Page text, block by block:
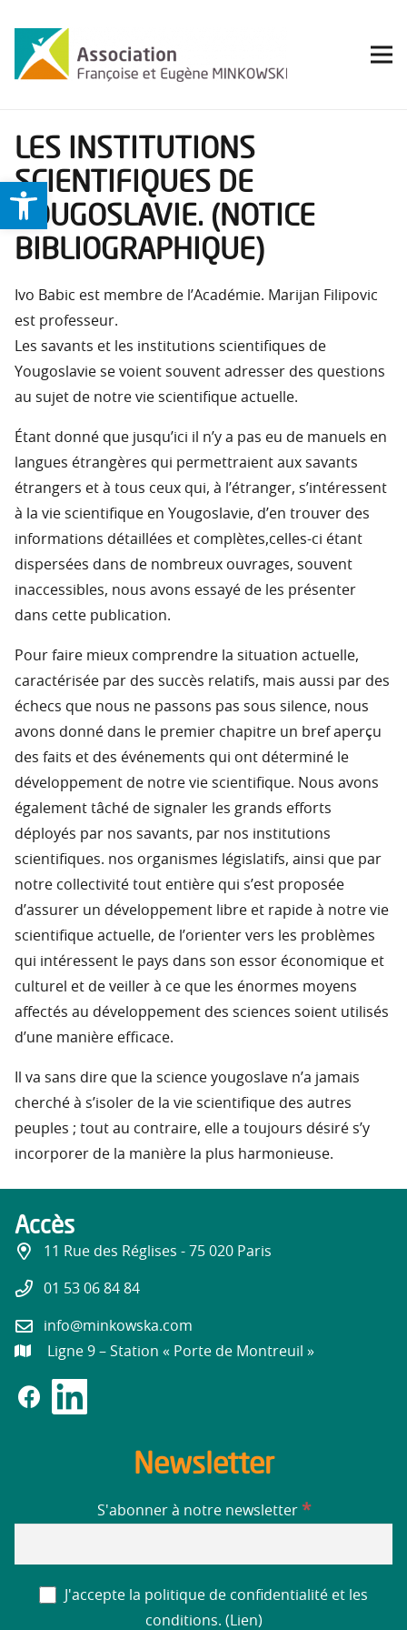
LES INSTITUTIONS
SCIENTIFIQUES DE
YOUGOSLAVIE. (NOTICE
BIBLIOGRAPHIQUE)
Ivo Babic est membre de l’Académie. Marijan Filipovic
est professeur.
Les savants et les institutions scientifiques de
Yougoslavie se voient souvent adresser des questions
au sujet de notre vie scientifique actuelle.
Étant donné que jusqu’ici il n’y a pas eu de manuels en
langues étrangères qui permettraient aux savants
étrangers et à tous ceux qui, à l’étranger, s’intéressent
à la vie scientifique en Yougoslavie, d’en trouver des
informations détaillées et complètes,celles-ci étant
dispersées dans de nombreux ouvrages, souvent
inaccessibles, nous avons essayé de les présenter
dans cette publication.
Pour faire mieux comprendre la situation actuelle,
caractérisée par des succès relatifs, mais aussi par des
échecs que nous ne passons pas sous silence, nous
avons donné dans le premier chapitre un bref aperçu
des faits et des événements qui ont déterminé le
développement de notre vie scientifique. Nous avons
également tâché de signaler les grands efforts
déployés par nos savants, par nos institutions
scientifiques. nos organismes législatifs, ainsi que par
notre collectivité tout entière qui s’est proposée
d’assurer un développement libre et rapide à notre vie
scientifique actuelle, de l’orienter vers les problèmes
qui intéressent le pays dans son essor économique et
culturel et de veiller à ce que les énormes moyens
affectés au développement des sciences soient utilisés
d’une manière efficace.
Il va sans dire que la science yougoslave n’a jamais
cherché à s’isoler de la vie scientifique des autres
peuples ; tout au contraire, elle a toujours désiré s’y
incorporer de la manière la plus harmonieuse.
Accès
11 Rue des Réglises - 75 020 Paris
01 53 06 84 84
info@minkowska.com
Ligne 9 – Station « Porte de Montreuil »
Newsletter
S'abonner à notre newsletter *
J'accepte la politique de confidentialité et les
conditions. ( Lien)
Ouvrir la barre d’outils